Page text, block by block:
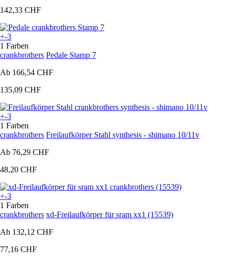
142,33 CHF
+-3
1 Farben
crankbrothers Pedale Stamp 7
Ab 166,54 CHF
135,09 CHF
+-3
1 Farben
crankbrothers Freilaufkörper Stahl synthesis - shimano 10/11v
Ab 76,29 CHF
48,20 CHF
+-3
1 Farben
crankbrothers xd-Freilaufkörper für sram xx1 (15539)
Ab 132,12 CHF
77,16 CHF